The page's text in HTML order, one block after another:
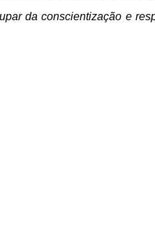
da conscientização e